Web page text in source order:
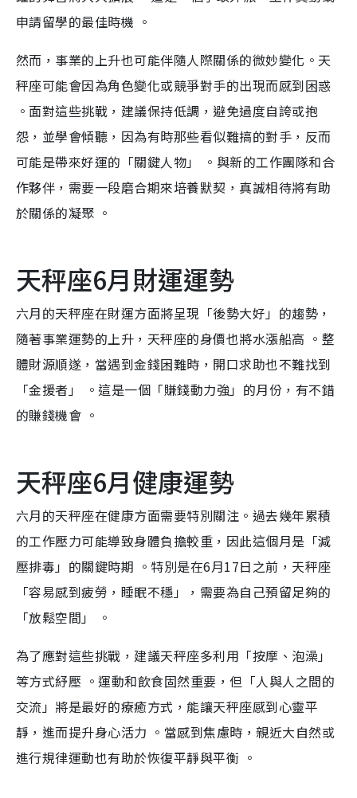
申請留學的最佳時機 。
然而，事業的上升也可能伴隨人際關係的微妙變化。天
秤座可能會因為角色變化或競爭對手的出現而感到困惑
。面對這些挑戰，建議保持低調，避免過度自誇或抱
怨，並學會傾聽，因為有時那些看似難搞的對手，反而
可能是帶來好運的「關鍵人物」 。與新的工作團隊和合
作夥伴，需要一段磨合期來培養默契，真誠相待將有助
於關係的凝聚 。
天秤座6月財運運勢
六月的天秤座在財運方面將呈現「後勢大好」的趨勢，
隨著事業運勢的上升，天秤座的身價也將水漲船高 。整
體財源順遂，當遇到金錢困難時，開口求助也不難找到
「金援者」 。這是一個「賺錢動力強」的月份，有不錯
的賺錢機會 。
天秤座6月健康運勢
六月的天秤座在健康方面需要特別關注。過去幾年累積
的工作壓力可能導致身體負擔較重，因此這個月是「減
壓排毒」的關鍵時期 。特別是在6月17日之前，天秤座
「容易感到疲勞，睡眠不穩」，需要為自己預留足夠的
「放鬆空間」 。
為了應對這些挑戰，建議天秤座多利用「按摩、泡澡」
等方式紓壓 。運動和飲食固然重要，但「人與人之間的
交流」將是最好的療癒方式，能讓天秤座感到心靈平
靜，進而提升身心活力 。當感到焦慮時，親近大自然或
進行規律運動也有助於恢復平靜與平衡 。